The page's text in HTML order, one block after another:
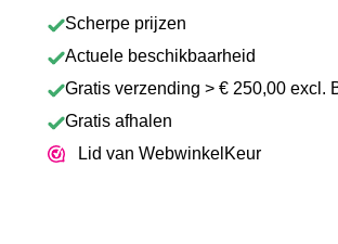
Scherpe prijzen
Actuele beschikbaarheid
Gratis verzending > € 250,00 excl.
Gratis afhalen
Lid van WebwinkelKeur